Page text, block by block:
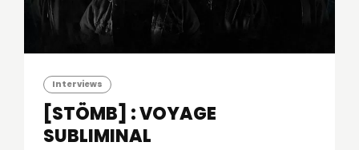
Interviews
[STÖMB] : VOYAGE
SUBLIMINAL